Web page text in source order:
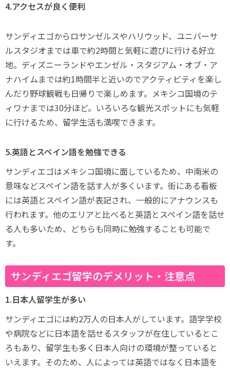
4.アクセスが良く便利
サンディエゴからロサンゼルスやハリウッド、ユニバーサ
ルスタジオまでは車で約2時間と気軽に遊びに行ける好立
地。ディズニーランドやエンゼル・スタジアム・オブ・ア
ナハイムまでは約1時間半と近いのでアクティビティを楽し
んだり野球観戦も日帰りで楽しめます。メキシコ国境のテ
ィワナまでは30分ほど。いろいろな観光スポットにも気軽
に行けるため、留学生活も満喫できます。
5.英語とスペイン語を勉強できる
サンディエゴはメキシコ国境に面しているため、中南米の
意味などスペイン語を話す人が多くいます。街にある看板
には英語とスペイン語が表記され、一般的にアナウンスも
行われます。他のエリアと比べると英語とスペイン語を話せ
る人も多いため、どちらも同時に勉強することも可能で
す。
サンディエゴ留学のデメリット・注意点
1.日本人留学生が多い
サンディエゴには約2万人の日本人がしています。語学学校
や病院などに日本語を話せるスタッフが在住しているとこ
ろもあり、留学生も多く日本人向けの環境が整っていると
いえます。そのため、人によっては英語ではなく日本語を